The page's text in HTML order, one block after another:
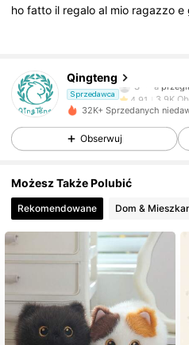
hofatto il regaloal mio ragazzoe
Qingteng
Sprzedawca 3.9K
3.9K
4,91 3.9K
4,91 3.9K
32K+ Sprzedanych
Obserwuj
Możesz Także Polubić
Rekomendowane Dom &